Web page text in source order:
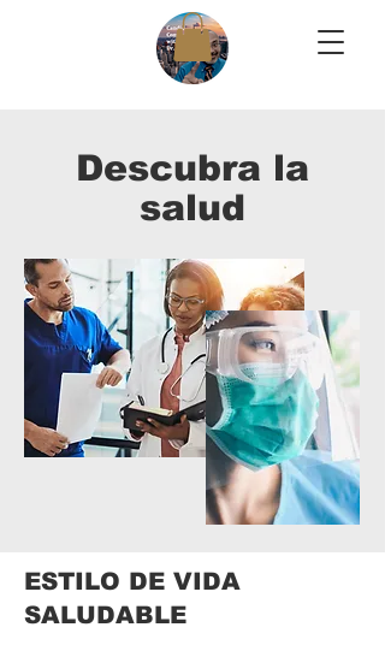
Descubra la
salud
ESTILO DE VIDA
SALUDABLE